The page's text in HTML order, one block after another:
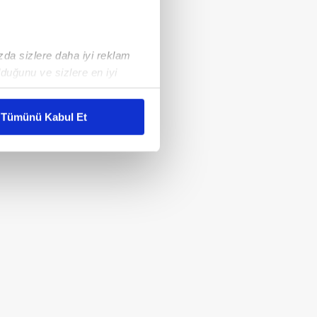
sizlere daha iyi reklam
ve sizlere en iyi
karşılamak
kullanılmaktadır. Bu
sunulması
ve sizlere yönelik
detaylı bilgi için Ayarlar
Tümünü Kabul Et